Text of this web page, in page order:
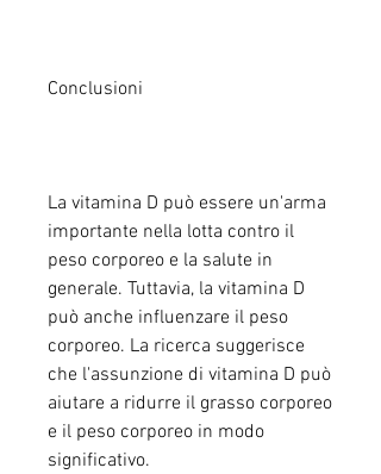
Conclusioni
La vitamina D può essere un'arma
importante nella lotta contro il
peso corporeo e la salute in
generale. Tuttavia, la vitamina D
può anche influenzare il peso
corporeo. La ricerca suggerisce
che l'assunzione di vitamina D può
aiutare a ridurre il grasso corporeo
e il peso corporeo in modo
significativo.